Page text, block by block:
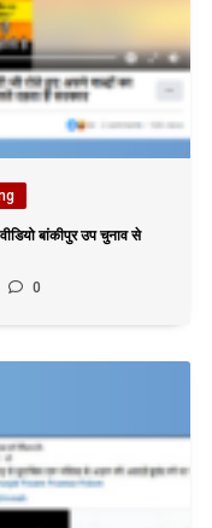
बांकीपुर उप चुनाव से
0